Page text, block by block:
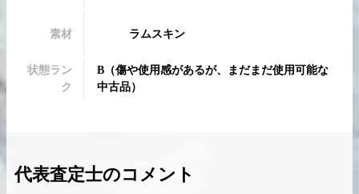
素材 ラムスキン
状態ラン
ク
B （傷や使用感があるが、まだまだ使用可能な
中古品）
代表査定士のコメント